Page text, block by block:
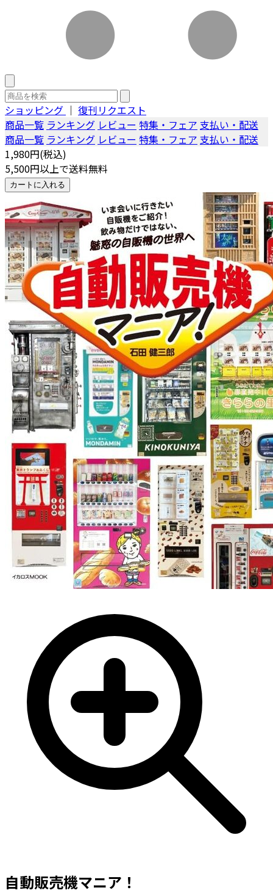
ショッピング ｜ 復刊リクエスト
商品一覧 ランキング レビュー 特集・フェア 支払い・配送
商品一覧 ランキング レビュー 特集・フェア 支払い・配送
1,980円(税込)
5,500円以上で送料無料
カートに入れる
自動販売機マニア！